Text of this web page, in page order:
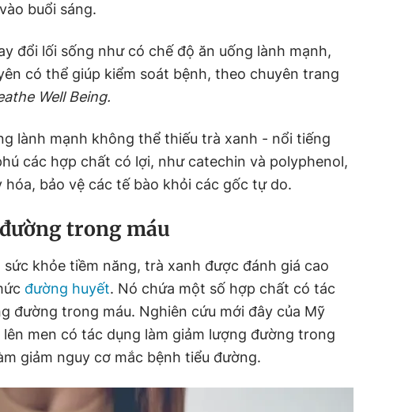
buổi sáng.
đổi lối sống như có chế độ ăn uống lành mạnh,
có thể giúp kiểm soát bệnh, theo chuyên trang
Well Being.
lành mạnh không thể thiếu trà xanh - nổi tiếng
các hợp chất có lợi, như catechin và polyphenol,
bảo vệ các tế bào khỏi các gốc tự do.
trong máu
khỏe tiềm năng, trà xanh được đánh giá cao
đường huyết. Nó chứa một số hợp chất có tác
đường trong máu. Nghiên cứu mới đây của Mỹ
men có tác dụng làm giảm lượng đường trong
giảm nguy cơ mắc bệnh tiểu đường.